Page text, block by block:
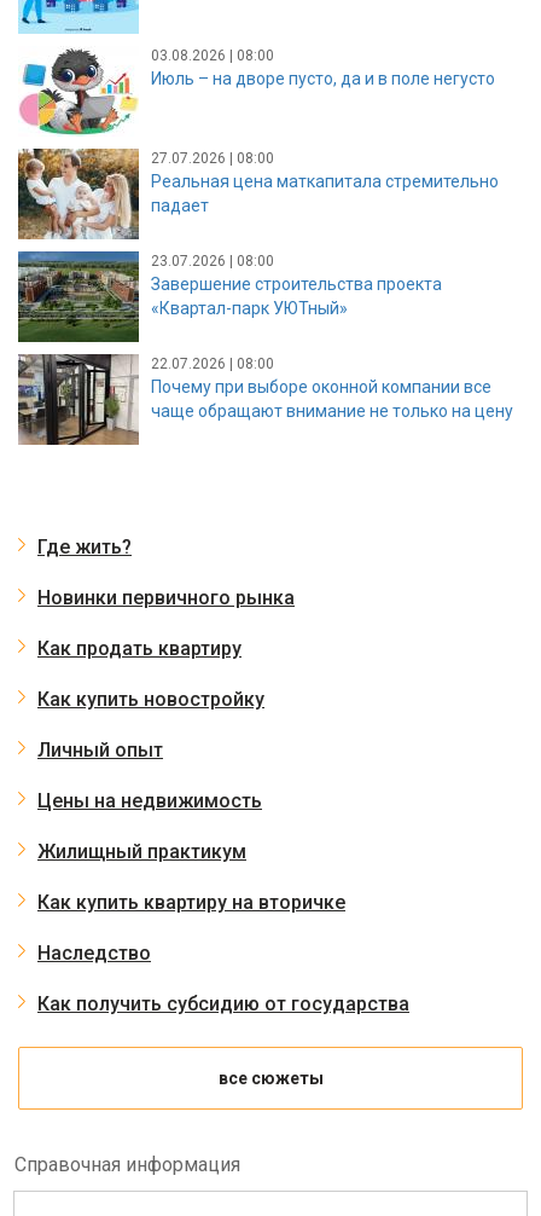
03.08.2026 | 08:00
Июль – на дворе пусто, да и в поле негусто
27.07.2026 | 08:00
Реальная цена маткапитала стремительно
падает
23.07.2026 | 08:00
Завершение строительства проекта
«Квартал-парк УЮТный»
22.07.2026 | 08:00
Почему при выборе оконной компании все
чаще обращают внимание не только на цену
Где жить?
Новинки первичного рынка
Как продать квартиру
Как купить новостройку
Личный опыт
Цены на недвижимость
Жилищный практикум
Как купить квартиру на вторичке
Наследство
Как получить субсидию от государства
все сюжеты
Справочная информация